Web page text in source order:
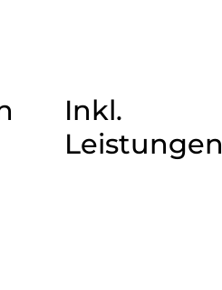
Inkl.
Leistungen